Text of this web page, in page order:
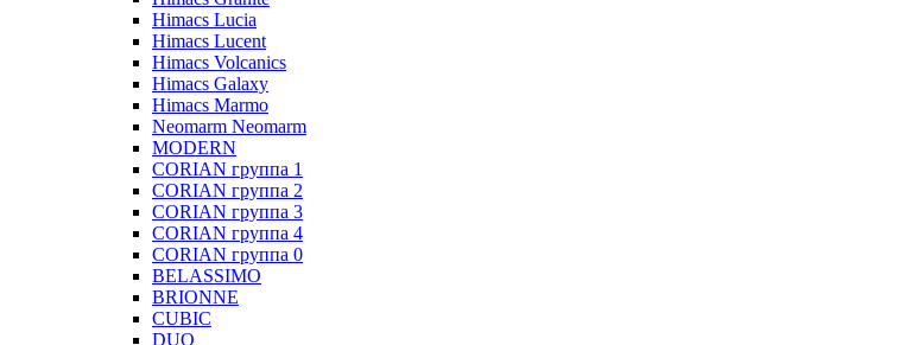
Himacs Lucia
Himacs Lucent
Himacs Volcanics
Himacs Galaxy
Himacs Marmo
Neomarm Neomarm
MODERN
CORIAN группа 1
CORIAN группа 2
CORIAN группа 3
CORIAN группа 4
CORIAN группа 0
BELASSIMO
BRIONNE
CUBIC
DUO